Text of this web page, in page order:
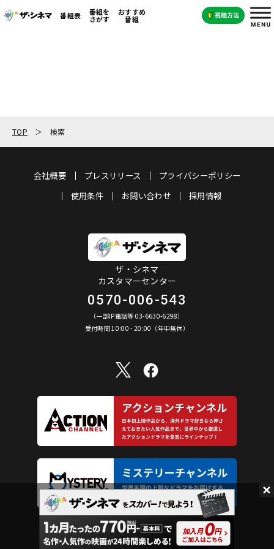
番組表 番組を
さがす
おすすめ
番組
TOP 検索
会社概要 プレスリリース
プライバシーポリシー
使用条件
お問い合わせ 採用情報
ザ・シネマ
カスタマーセンター
0570-006-543
（一部IP電話等 03-6630-6298）
受付時間 10:00 - 20:00（年中無休）
©︎ AXN Entertainment Co., Ltd. All Rights Reserved.